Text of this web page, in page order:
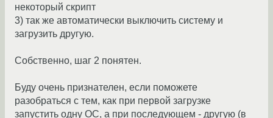
некоторый скрипт
3) так же автоматически выключить систему и
загрузить другую.
Собственно, шаг 2 понятен.
Буду очень признателен, если поможете
разобраться с тем, как при первой загрузке
запустить одну ОС, а при последующем - другую (в